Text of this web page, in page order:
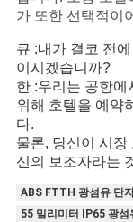
가 또한 선택적이
큐 :내가 결코 전
이시겠습니까?
한 :우리는 공항
위해 호텔을 예약
다.
물론, 당신이 시
신의 보조자라는
ABS FTTH 광섬유 단
55 밀리미터 IP65 광섬